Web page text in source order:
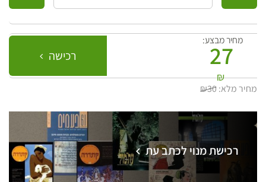
מחיר מבצע:
27
₪
רכישה
מחיר מלא:₪30
רכישת מנוי לכתב עת